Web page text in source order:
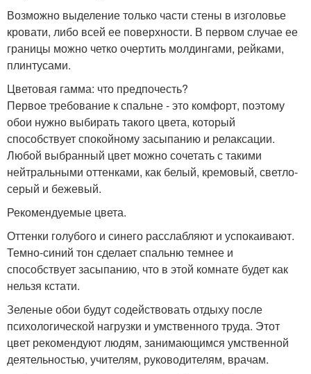
Возможно выделение только части стены в изголовье
кровати, либо всей ее поверхности. В первом случае ее
границы можно четко очертить молдингами, рейками,
плинтусами.
Цветовая гамма: что предпочесть?
Первое требование к спальне - это комфорт, поэтому
обои нужно выбирать такого цвета, который
способствует спокойному засыпанию и релаксации.
Любой выбранный цвет можно сочетать с такими
нейтральными оттенками, как белый, кремовый, светло-
серый и бежевый.
Рекомендуемые цвета.
Оттенки голубого и синего расслабляют и успокаивают.
Темно-синий тон сделает спальню темнее и
способствует засыпанию, что в этой комнате будет как
нельзя кстати.
Зеленые обои будут содействовать отдыху после
психологической нагрузки и умственного труда. Этот
цвет рекомендуют людям, занимающимся умственной
деятельностью, учителям, руководителям, врачам.